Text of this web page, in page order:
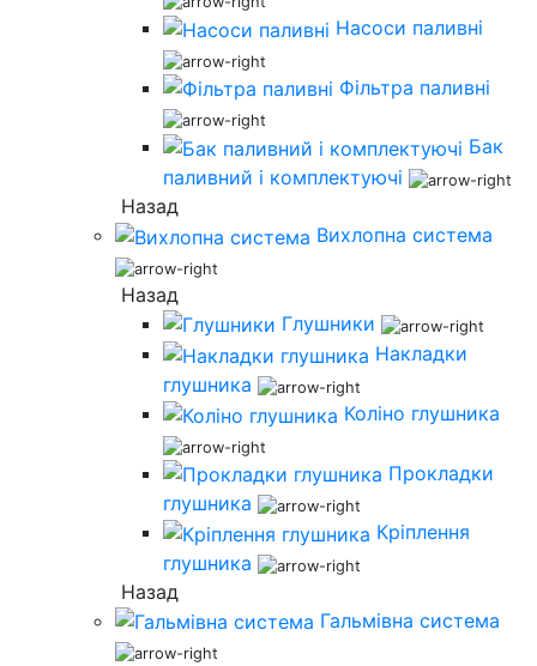
Насоси паливні
Фільтра паливні
Бак
паливний і комплектуючі
Назад
Вихлопна система
Назад
Глушники
Накладки
глушника
Коліно глушника
Прокладки
глушника
Кріплення
глушника
Назад
Гальмівна система